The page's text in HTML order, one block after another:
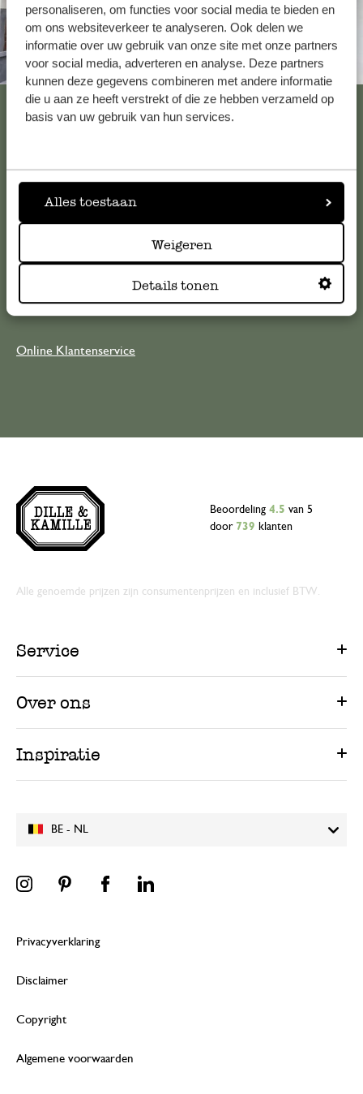
personaliseren, om functies voor social media te bieden en
om ons websiteverkeer te analyseren. Ook delen we
informatie over uw gebruik van onze site met onze partners
voor social media, adverteren en analyse. Deze partners
kunnen deze gegevens combineren met andere informatie
die u aan ze heeft verstrekt of die ze hebben verzameld op
basis van uw gebruik van hun services.
Alles toestaan
Weigeren
Details tonen
Altijd in de buurt
Bekijk alle 62 winkels
Klantenservice
klantenservice@dille-kamille.com
Online Klantenservice
BE - NL
Beoordeling 4.5 van 5
door 739 klanten
Alle genoemde prijzen zijn consumentenprijzen en inclusief BTW.
Service
Over ons
Inspiratie
Privacyverklaring
Disclaimer
Copyright
Algemene voorwaarden